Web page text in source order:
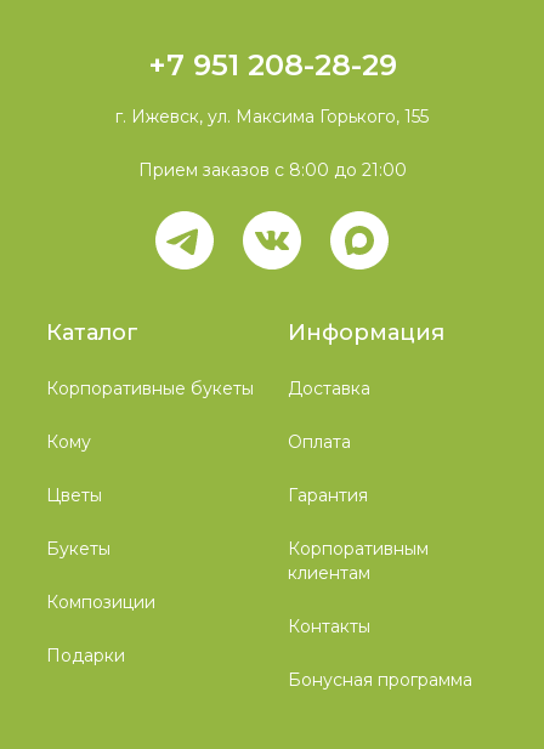
Каталог
Корпоративные букеты
Кому
Цветы
Букеты
Композиции
Подарки
Информация
Доставка
Оплата
Гарантия
Корпоративным
клиентам
Контакты
Бонусная программа
+7 951 208-28-29
г. Ижевск, ул. Максима Горького, 155
Прием заказов с 8:00 до 21:00